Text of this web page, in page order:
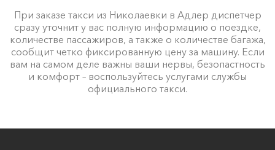
При заказе такси из Николаевки в Адлер диспетчер
сразу уточнит у вас полную информацию о поездке,
количестве пассажиров, а также о количестве багажа,
сообщит четко фиксированную цену за машину. Если
вам на самом деле важны ваши нервы, безопастность
и комфорт – воспользуйтесь услугами службы
официального такси.